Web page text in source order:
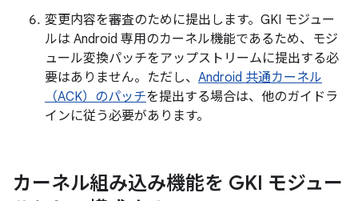
変更内容を審査のために提出します。GKI モジュー
ルは Android 専用のカーネル機能であるため、モジ
ュール変換パッチをアップストリームに提出する必
要はありません。ただし、 Android 共通カーネル
（ACK）のパッチを提出する場合は、他のガイドラ
インに従う必要があります。
カーネル組み込み機能を GKI モジュー